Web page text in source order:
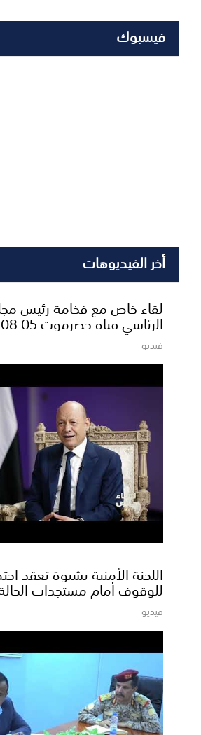
فيسبوك
أخر الفيديوهات
لقاء خاص مع فخامة رئيس
الرئاسي قناة حضرموت 05 08 2024
فيديو
اللجنة الأمنية بشبوة تعقد
للوقوف أمام مستجدات
فيديو